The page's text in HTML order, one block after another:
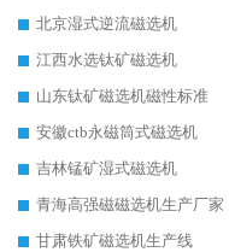
北京湿式逆流磁选机
江西水选钛矿磁选机
山东钛矿磁选机磁性标准
安徽ctb永磁筒式磁选机
吉林锰矿湿式磁选机
青海高强磁磁选机生产厂家
甘肃铁矿磁选机生产线